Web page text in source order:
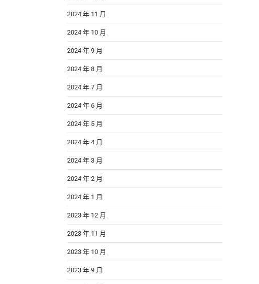
2024 年 11 月
2024 年 10 月
2024 年 9 月
2024 年 8 月
2024 年 7 月
2024 年 6 月
2024 年 5 月
2024 年 4 月
2024 年 3 月
2024 年 2 月
2024 年 1 月
2023 年 12 月
2023 年 11 月
2023 年 10 月
2023 年 9 月